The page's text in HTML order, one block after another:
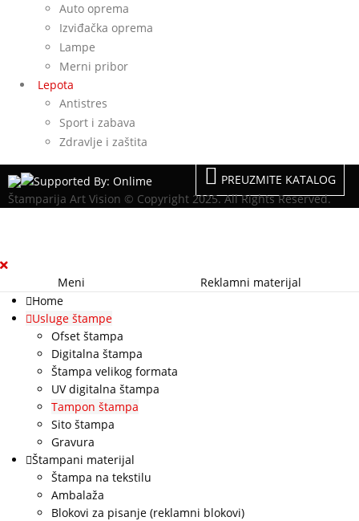
Auto oprema
Izviđačka oprema
Lampe
Merni pribor
Lepota
Antistres
Sport i zabava
Zdravlje i zaštita
PREUZMITE KATALOG
Štamparija Art Vision © Copyright 2025. All Rights Reserved.
Meni
Reklamni materijal
Home
Usluge štampe
Ofset štampa
Digitalna štampa
Štampa velikog formata
UV digitalna štampa
Tampon štampa
Sito štampa
Gravura
Štampani materijal
Štampa na tekstilu
Ambalaža
Blokovi za pisanje (reklamni blokovi)